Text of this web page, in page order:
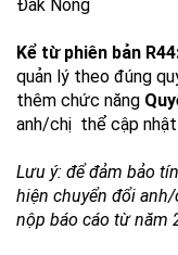
Đắk Nông
Kể từ phiên bản
quản lý theo đúng
thêm chức năng
anh/chị thể cập
Lưu ý: để đảm bảo
hiện chuyển đổi
nộp báo cáo từ năm